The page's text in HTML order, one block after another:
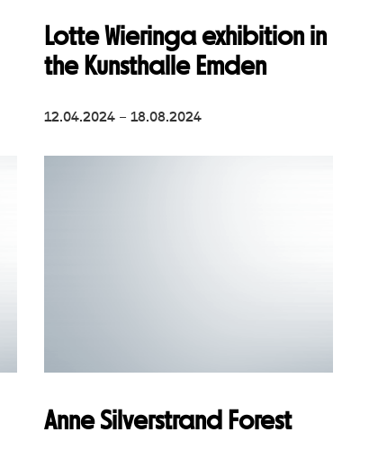
Lotte Wieringa exhibition in
the Kunsthalle Emden
12.04.2024 – 18.08.2024
Anne Silverstrand Forest